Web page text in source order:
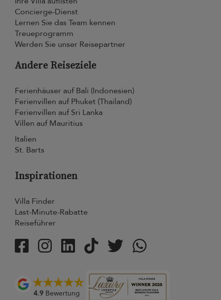
Concierge-Dienst
Lernen Sie das Team kennen
Treueprogramm
Werden Sie unser Reisepartner
Andere Reiseziele
Ferienhäuser auf Bali (Indonesien)
Ferienvillen auf Phuket (Thailand)
Ferienvillen auf Sri Lanka
Villen auf Mauritius
Italien
St. Barts
Inspirationen
Villa Finder
Last-Minute-Rabatte
Reiseführer
4.9 Bewertung